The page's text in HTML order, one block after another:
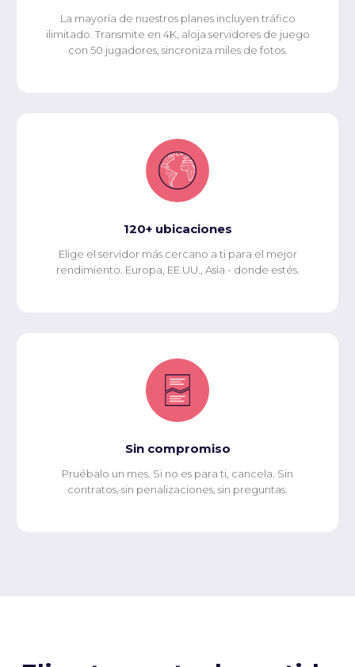
La mayoría de nuestros planes incluyen tráfico
ilimitado. Transmite en 4K, aloja servidores de juego
con 50 jugadores, sincroniza miles de fotos.
120+ ubicaciones
Elige el servidor más cercano a ti para el mejor
rendimiento. Europa, EE.UU., Asia - donde estés.
Sin compromiso
Pruébalo un mes. Si no es para ti, cancela. Sin
contratos, sin penalizaciones, sin preguntas.